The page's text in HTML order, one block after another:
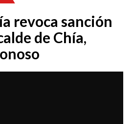
12:30 PM
EMISIÓN 7:00 PM
revoca sanción
de Chía,